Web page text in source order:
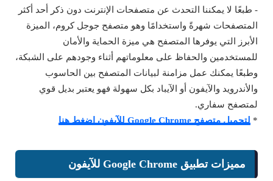
- طبعًا لا يمكننا التحدث عن متصفحات الإنترنت دون ذكر أحد أكثر
المتصفحات شهرةً واستخدامًا وهو متصفح جوجل كروم، الميزة
الأبرز التي يوفرها المتصفح هي ميزة الحماية والأمان
للمستخدمين والحفاظ على معلوماتهم أثناء وجودهم على الشبكة،
وطبعًا يمكنك عمل مزامنة لبيانات المتصفح بين الحاسوب
والأندرويد والآيفون أو الآيباد بكل سهولة فهو يعتبر بديل قوي
لمتصفح سفاري.
* لتحميل متصفح Google Chrome للآيفون اضغط هنا
مميزات تطبيق Google Chrome للآيفون